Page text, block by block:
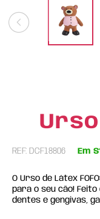
Urso
REF: DCF18806 Em
O Urso de Látex
para o seu cão! Feito
dentes e gengivas,